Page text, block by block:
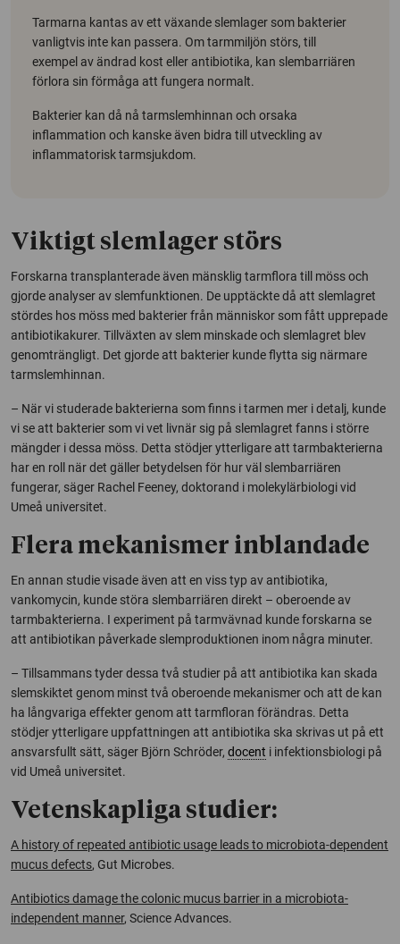
Tarmarna kantas av ett växande slemlager som bakterier
vanligtvis inte kan passera. Om tarmmiljön störs, till
exempel av ändrad kost eller antibiotika, kan slembarriären
förlora sin förmåga att fungera normalt.
Bakterier kan då nå tarmslemhinnan och orsaka
inflammation och kanske även bidra till utveckling av
inflammatorisk tarmsjukdom.
Viktigt slemlager störs
Forskarna transplanterade även mänsklig tarmflora till möss och
gjorde analyser av slemfunktionen. De upptäckte då att slemlagret
stördes hos möss med bakterier från människor som fått upprepade
antibiotikakurer. Tillväxten av slem minskade och slemlagret blev
genomträngligt. Det gjorde att bakterier kunde flytta sig närmare
tarmslemhinnan.
– När vi studerade bakterierna som finns i tarmen mer i detalj, kunde
vi se att bakterier som vi vet livnär sig på slemlagret fanns i större
mängder i dessa möss. Detta stödjer ytterligare att tarmbakterierna
har en roll när det gäller betydelsen för hur väl slembarriären
fungerar, säger Rachel Feeney, doktorand i molekylärbiologi vid
Umeå universitet.
Flera mekanismer inblandade
En annan studie visade även att en viss typ av antibiotika,
vankomycin, kunde störa slembarriären direkt – oberoende av
tarmbakterierna. I experiment på tarmvävnad kunde forskarna se
att antibiotikan påverkade slemproduktionen inom några minuter.
– Tillsammans tyder dessa två studier på att antibiotika kan skada
slemskiktet genom minst två oberoende mekanismer och att de kan
ha långvariga effekter genom att tarmfloran förändras. Detta
stödjer ytterligare uppfattningen att antibiotika ska skrivas ut på ett
ansvarsfullt sätt, säger Björn Schröder, docent i infektionsbiologi på
vid Umeå universitet.
Vetenskapliga studier:
A history of repeated antibiotic usage leads to microbiota-dependent
mucus defects, Gut Microbes.
Antibiotics damage the colonic mucus barrier in a microbiota-
independent manner, Science Advances.